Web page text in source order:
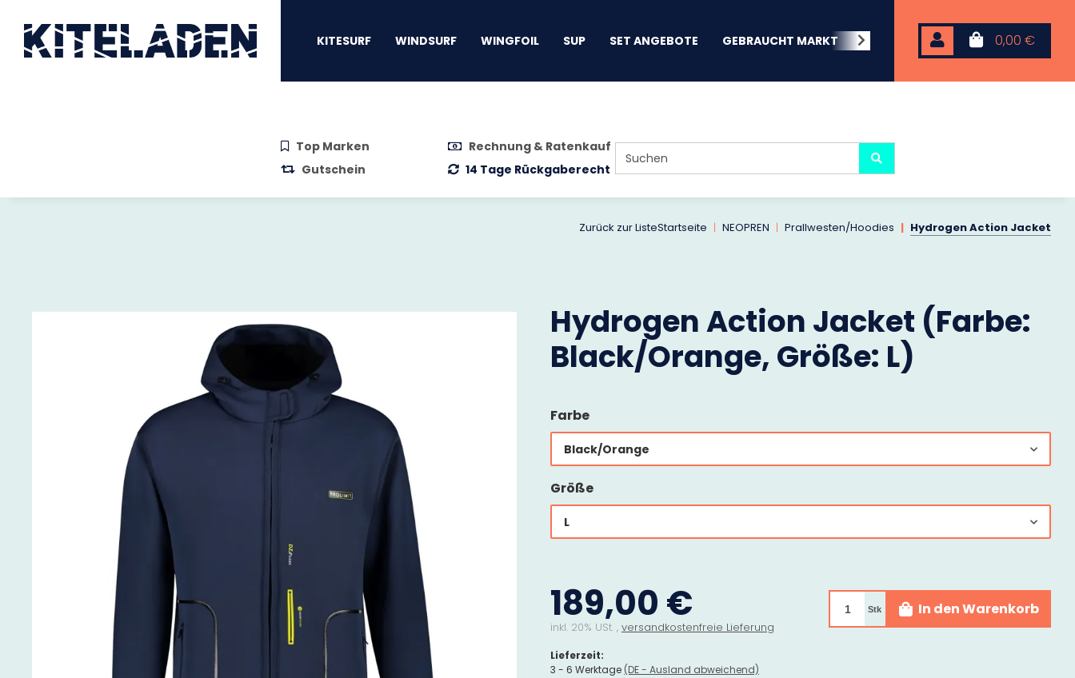
0,00 €
KITESURF WINDSURF WINGFOIL SUP SET ANGEBOTE GEBRAUCHT MARKT BEACHWEAR NEOPREN
Top Marken
Rechnung & Ratenkauf
Gutschein
14 Tage Rückgaberecht
Zurück zur ListeStartseite NEOPREN Prallwesten/Hoodies Hydrogen Action Jacket
Hydrogen Action Jacket (Farbe:
Black/Orange, Größe: L)
Farbe
Black/Orange
Größe
L
189,00 €
inkl. 20% USt. , versandkostenfreie Lieferung
Lieferzeit:
3 - 6 Werktage (DE - Ausland abweichend)
Stk In den Warenkorb